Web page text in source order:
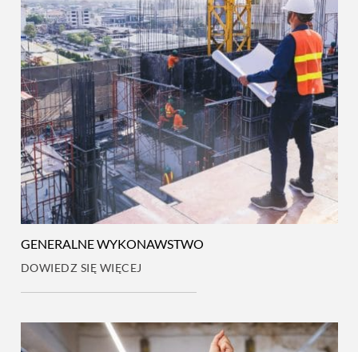
GENERALNE WYKONAWSTWO
DOWIEDZ SIĘ WIĘCEJ